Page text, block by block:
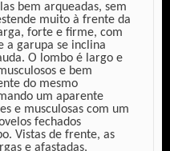
bem arqueadas, sem
muito à frente da
forte e firme, com
a garupa se inclina
O lombo é largo e
e bem
do mesmo
um aparente
e musculosas com um
fechados
Vistas de frente, as
e afastadas,